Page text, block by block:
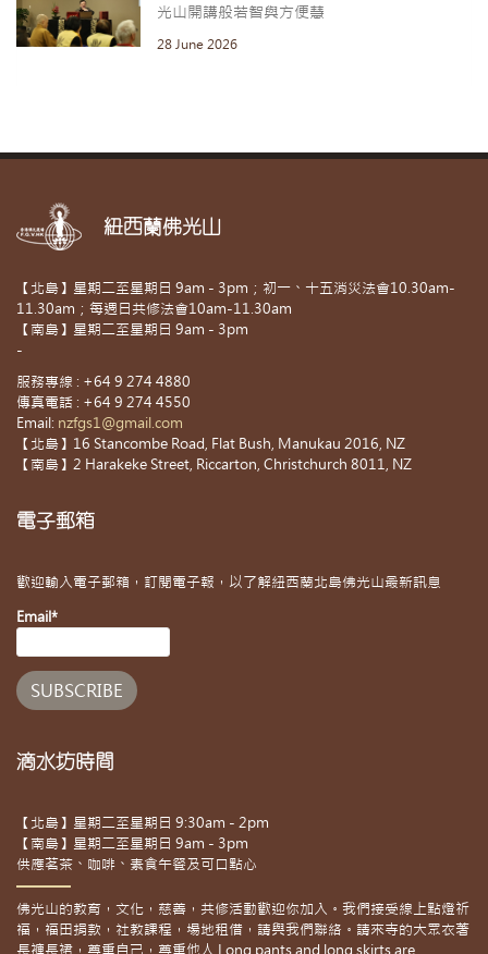
光山開講般若智與方便慧
28 June 2026
紐西蘭佛光山
【北島】星期二至星期日 9am - 3pm；初一、十五消災法會10.30am-
11.30am；每週日共修法會10am-11.30am
【南島】星期二至星期日 9am - 3pm
-
服務專線 : +64 9 274 4880
傳真電話 : +64 9 274 4550
Email: nzfgs1@gmail.com
【北島】16 Stancombe Road, Flat Bush, Manukau 2016, NZ
【南島】2 Harakeke Street, Riccarton, Christchurch 8011, NZ
電子郵箱
歡迎輸入電子郵箱，訂閱電子報，以了解紐西蘭北島佛光山最新訊息
Email*
滴水坊時間
【北島】星期二至星期日 9:30am - 2pm
【南島】星期二至星期日 9am - 3pm
供應茗茶、咖啡、素食午餐及可口點心
佛光山的教育，文化，慈善，共修活動歡迎你加入。我們接受線上點燈祈
福，福田捐款，社教課程，場地租借，請與我們聯絡。請來寺的大眾衣著